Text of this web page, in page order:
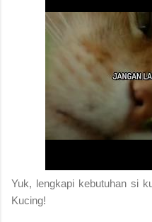
Yuk, lengkapi kebutuhan si
Kucing!